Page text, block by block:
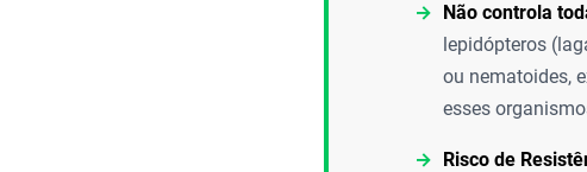
Não controla
lepidópteros
ou nematoides,
esses
Risco de